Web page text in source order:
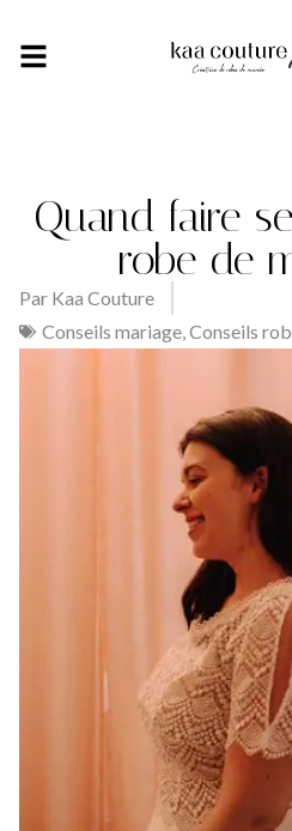
Quand faire
robe de
Par Kaa Couture
Conseils mariage Conseils